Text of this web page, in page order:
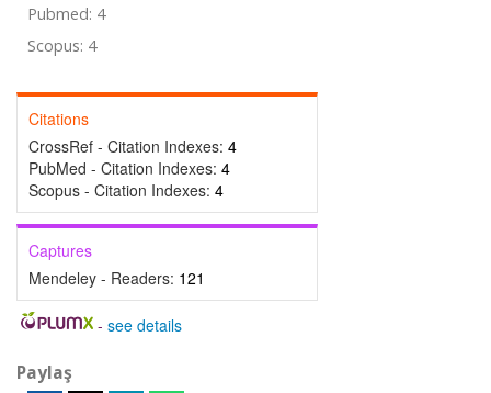
Pubmed: 4
Scopus: 4
Citations
CrossRef - Citation Indexes: 4
PubMed - Citation Indexes: 4
Scopus - Citation Indexes: 4
Captures
Mendeley - Readers: 121
- see details
Paylaş